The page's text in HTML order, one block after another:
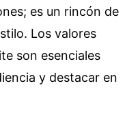
es un rincón de
Los valores
son esenciales
y destacar en